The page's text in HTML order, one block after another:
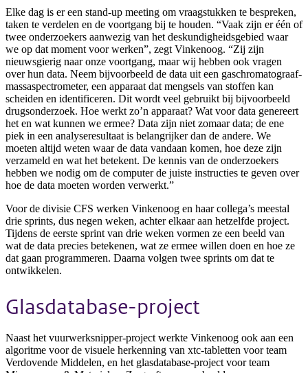
Elke dag is er een stand-up meeting om vraagstukken te bespreken,
taken te verdelen en de voortgang bij te houden. “Vaak zijn er één of
twee onderzoekers aanwezig van het deskundigheidsgebied waar
we op dat moment voor werken”, zegt Vinkenoog. “Zij zijn
nieuwsgierig naar onze voortgang, maar wij hebben ook vragen
over hun data. Neem bijvoorbeeld de data uit een gaschromatograaf-
massaspectrometer, een apparaat dat mengsels van stoffen kan
scheiden en identificeren. Dit wordt veel gebruikt bij bijvoorbeeld
drugsonderzoek. Hoe werkt zo’n apparaat? Wat voor data genereert
het en wat kunnen we ermee? Data zijn niet zomaar data; de ene
piek in een analyseresultaat is belangrijker dan de andere. We
moeten altijd weten waar de data vandaan komen, hoe deze zijn
verzameld en wat het betekent. De kennis van de onderzoekers
hebben we nodig om de computer de juiste instructies te geven over
hoe de data moeten worden verwerkt.”
Voor de divisie CFS werken Vinkenoog en haar collega’s meestal
drie sprints, dus negen weken, achter elkaar aan hetzelfde project.
Tijdens de eerste sprint van drie weken vormen ze een beeld van
wat de data precies betekenen, wat ze ermee willen doen en hoe ze
dat gaan programmeren. Daarna volgen twee sprints om dat te
ontwikkelen.
Glasdatabase-project
Naast het vuurwerksnipper-project werkte Vinkenoog ook aan een
algoritme voor de visuele herkenning van xtc-tabletten voor team
Verdovende Middelen, en het glasdatabase-project voor team